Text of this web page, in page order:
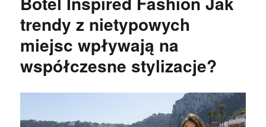
trendy z nietypowych
miejsc wpływają na
współczesne stylizacje?